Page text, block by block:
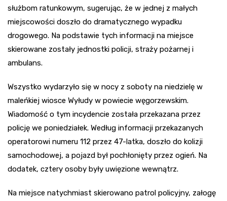
służbom ratunkowym, sugerując, że w jednej z małych
miejscowości doszło do dramatycznego wypadku
drogowego. Na podstawie tych informacji na miejsce
skierowane zostały jednostki policji, straży pożarnej i
ambulans.
Wszystko wydarzyło się w nocy z soboty na niedzielę w
maleńkiej wiosce Wyłudy w powiecie węgorzewskim.
Wiadomość o tym incydencie została przekazana przez
policję we poniedziałek. Według informacji przekazanych
operatorowi numeru 112 przez 47-latka, doszło do kolizji
samochodowej, a pojazd był pochłonięty przez ogień. Na
dodatek, cztery osoby były uwięzione wewnątrz.
Na miejsce natychmiast skierowano patrol policyjny, załogę